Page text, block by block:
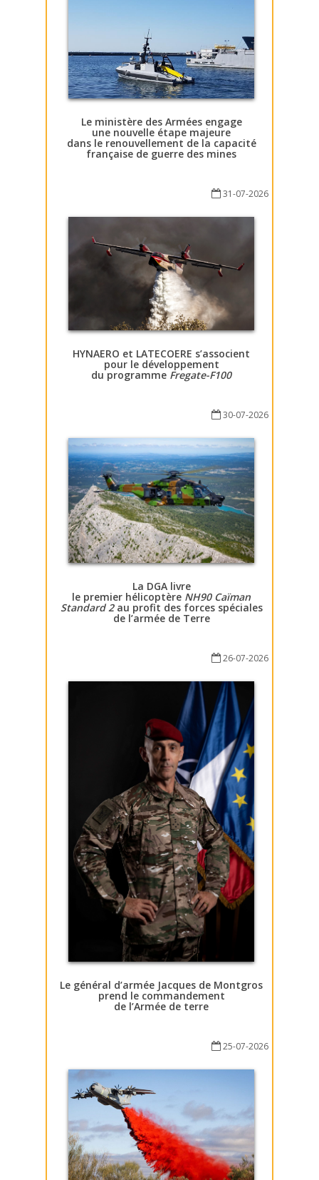
Le ministère des Armées engage
une nouvelle étape majeure
dans le renouvellement de la capacité
française de guerre des mines
31-07-2026
HYNAERO et LATECOERE s’associent
pour le développement
du programme Fregate-F100
30-07-2026
La DGA livre
le premier hélicoptère NH90 Caïman
Standard 2au profit des forces spéciales
de l’armée de Terre
26-07-2026
Le général d’armée Jacques de Montgros
prend le commandement
de l’Armée de terre
25-07-2026